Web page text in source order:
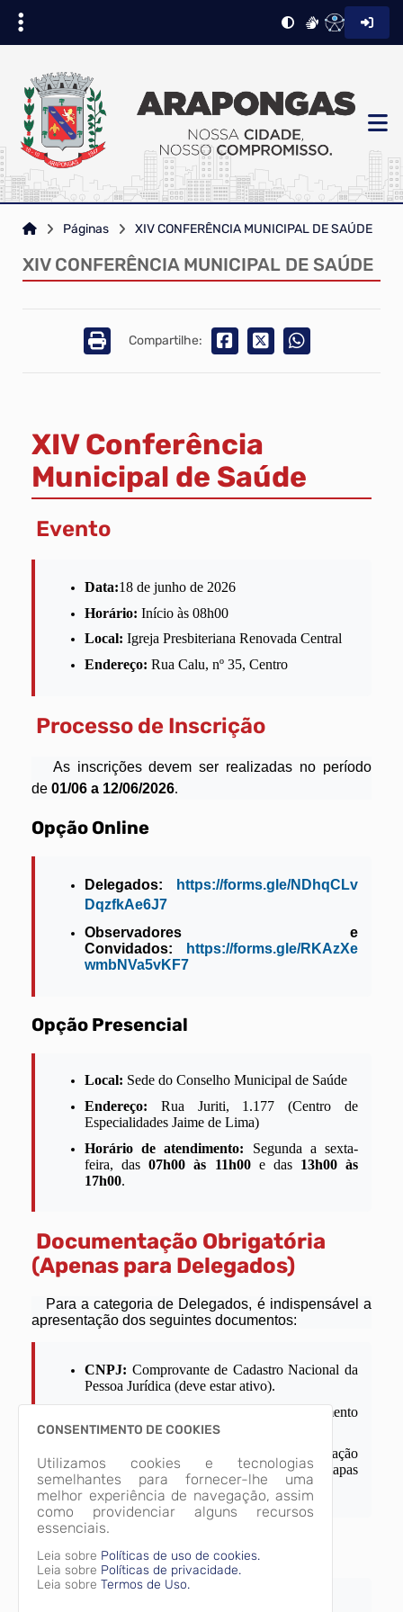
Páginas XIV CONFERÊNCIA MUNICIPAL DE SAÚDE
XIV CONFERÊNCIA MUNICIPAL DE SAÚDE
Compartilhe:
XIV Conferência
Municipal de Saúde
Evento
Data:18 de junho de 2026
Horário: Início às 08h00
Local: Igreja Presbiteriana Renovada Central
Endereço: Rua Calu, nº 35, Centro
Processo de Inscrição
As inscrições devem ser realizadas no período
de 01/06 a 12/06/2026.
Opção Online
Delegados:
https://forms.gle/NDhqCLv
DqzfkAe6J7
Observadores e
Convidados:
https://forms.gle/RKAzXe
wmbNVa5vKF7
Opção Presencial
Local: Sede do Conselho Municipal de Saúde
Endereço: Rua Juriti, 1.177 (Centro de
Especialidades Jaime de Lima)
Horário de atendimento: Segunda a sexta-
feira, das07h00 às 11h00e das 13h00 às
17h00.
Documentação Obrigatória
(Apenas para Delegados)
Para a categoria de Delegados, é indispensável a
apresentação dos seguintes documentos:
CNPJ: Comprovante de Cadastro Nacional da
Pessoa Jurídica (deve estar ativo).
Cópia do estatuto de funcionamento
da entidade registrado em cartório.
Carta ou ofício de indicação
do representante da entidade para as Etapas
Municipal e Estadual.
Arquivos
CONSENTIMENTO DE COOKIES
Utilizamos cookies e tecnologias
semelhantes para fornecer-lhe uma
melhor experiência de navegação, assim
como providenciar alguns recursos
essenciais.
Leia sobre Políticas de uso de cookies.
Leia sobre Políticas de privacidade.
Leia sobre Termos de Uso.